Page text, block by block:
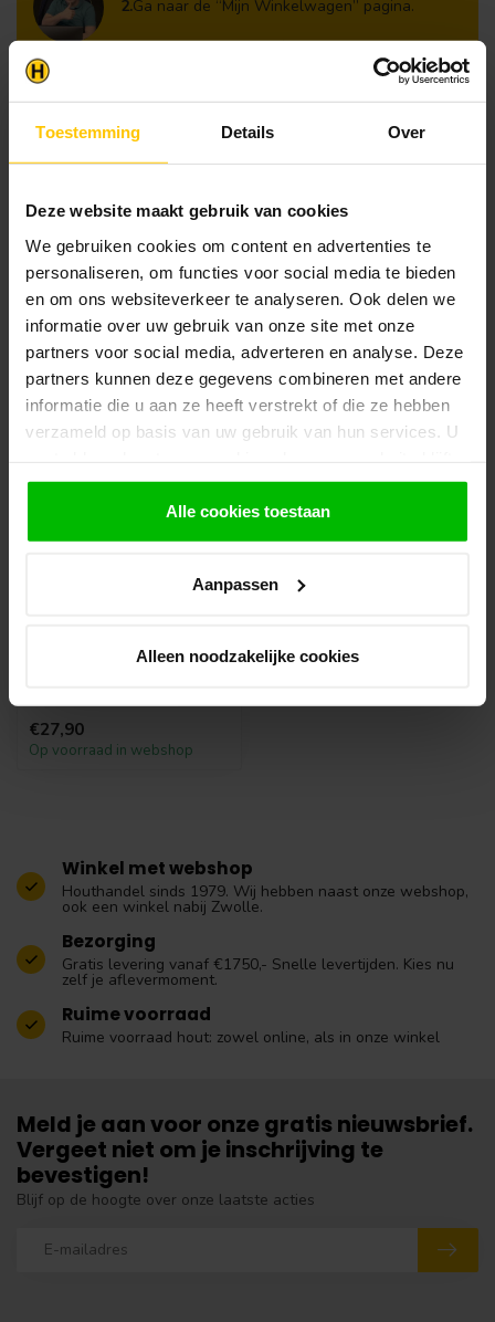
Toestemming Details Over
Deze website maakt gebruik van cookies
We gebruiken cookies om content en advertenties te
personaliseren, om functies voor social media te bieden
en om ons websiteverkeer te analyseren. Ook delen we
informatie over uw gebruik van onze site met onze
partners voor social media, adverteren en analyse. Deze
partners kunnen deze gegevens combineren met andere
informatie die u aan ze heeft verstrekt of die ze hebben
verzameld op basis van uw gebruik van hun services. U
gebruiken.
Alle cookies toestaan
Aanpassen
Alleen noodzakelijke cookies
2.Ga naar de “Mijn Winkelwagen” pagina.
3.Rond de bestelling af waarbij je kiest voor
afhalen in de winkel. Vermeld in het
Let op!
Je krijgt van ons bericht wanneer jouw
leggen bestellingen klaar en bestellen
onze leverancier. Dit doen wij alleen wanneer
uw bestelling vooraf per iDeal voldaan is.
Recent bekeken
€27,90
Op voorraad in webshop
Winkel met webshop
Houthandel sinds 1979. Wij hebben naast onze webshop,
ook een winkel nabij Zwolle.
Bezorging
Gratis levering vanaf €1750,- Snelle levertijden. Kies nu
zelf je aflevermoment.
Ruime voorraad
Ruime voorraad hout: zowel online, als in onze winkel
Meld je aan voor onze gratis nieuwsbrief.
Vergeet niet om je inschrijving te
bevestigen!
Blijf op de hoogte over onze laatste acties